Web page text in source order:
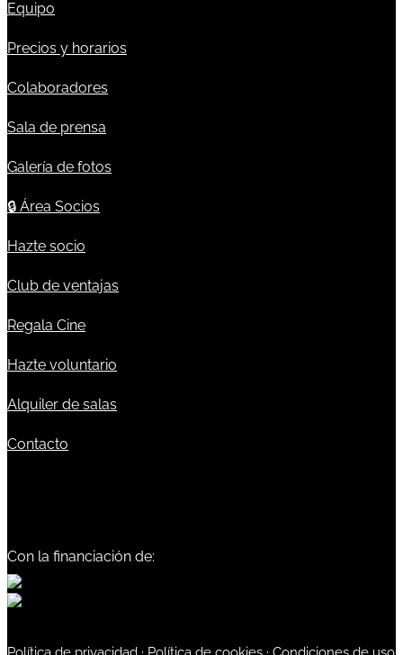
Equipo
Precios y horarios
Colaboradores
Sala de prensa
Galería de fotos
🔒 Área Socios
Hazte socio
Club de ventajas
Regala Cine
Hazte voluntario
Alquiler de salas
Contacto
Con la financiación de: